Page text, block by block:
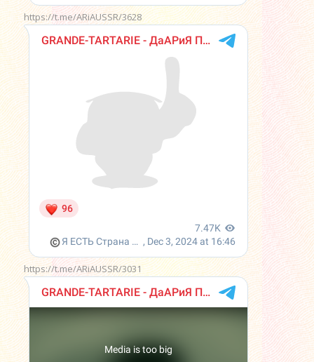
https://t.me/ARiAUSSR/3628
https://t.me/ARiAUSSR/3031